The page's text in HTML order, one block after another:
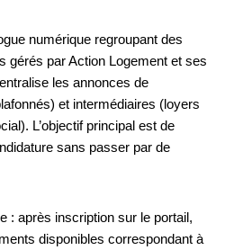
numérique regroupant des
gérés par Action Logement et ses
les annonces de
et intermédiaires (loyers
L’objectif principal est de
sans passer par de
: après inscription sur le portail,
disponibles correspondant à